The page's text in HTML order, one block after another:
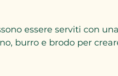
essere serviti con una
burro e brodo per